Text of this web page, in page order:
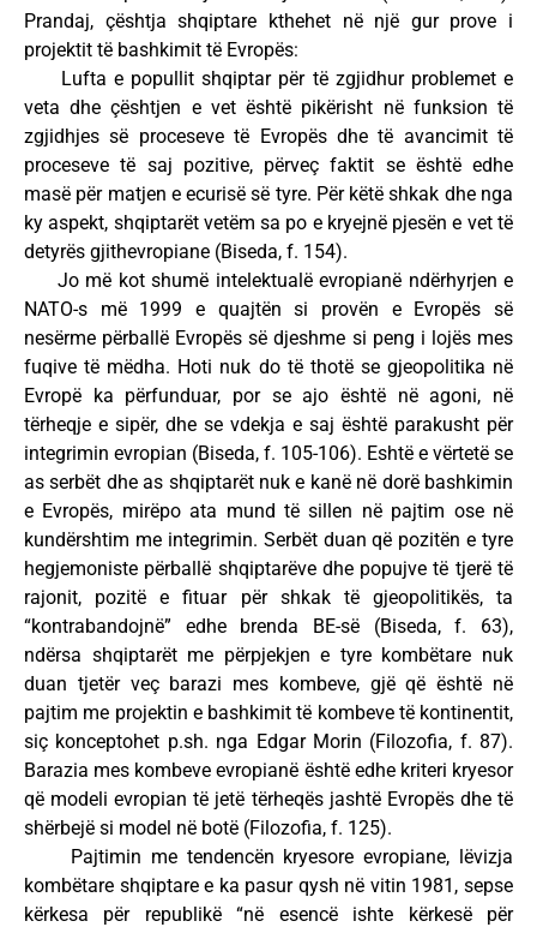
Prandaj, çështja shqiptare kthehet në një gur prove i
projektit të bashkimit të Evropës:
Lufta e popullit shqiptar për të zgjidhur problemet e
veta dhe çështjen e vet është pikërisht në funksion të
zgjidhjes së proceseve të Evropës dhe të avancimit të
proceseve të saj pozitive, përveç faktit se është edhe
masë për matjen e ecurisë së tyre. Për këtë shkak dhe nga
ky aspekt, shqiptarët vetëm sa po e kryejnë pjesën e vet të
detyrës gjithevropiane (Biseda, f. 154).
Jo më kot shumë intelektualë evropianë ndërhyrjen e
NATO-s më 1999 e quajtën si provën e Evropës së
nesërme përballë Evropës së djeshme si peng i lojës mes
fuqive të mëdha. Hoti nuk do të thotë se gjeopolitika në
Evropë ka përfunduar, por se ajo është në agoni, në
tërheqje e sipër, dhe se vdekja e saj është parakusht për
integrimin evropian (Biseda, f. 105-106). Eshtë e vërtetë se
as serbët dhe as shqiptarët nuk e kanë në dorë bashkimin
e Evropës, mirëpo ata mund të sillen në pajtim ose në
kundërshtim me integrimin. Serbët duan që pozitën e tyre
hegjemoniste përballë shqiptarëve dhe popujve të tjerë të
rajonit, pozitë e fituar për shkak të gjeopolitikës, ta
“kontrabandojnë” edhe brenda BE-së (Biseda, f. 63),
ndërsa shqiptarët me përpjekjen e tyre kombëtare nuk
duan tjetër veç barazi mes kombeve, gjë që është në
pajtim me projektin e bashkimit të kombeve të kontinentit,
siç konceptohet p.sh. nga Edgar Morin (Filozofia, f. 87).
Barazia mes kombeve evropianë është edhe kriteri kryesor
që modeli evropian të jetë tërheqës jashtë Evropës dhe të
shërbejë si model në botë (Filozofia, f. 125).
Pajtimin me tendencën kryesore evropiane, lëvizja
kombëtare shqiptare e ka pasur qysh në vitin 1981, sepse
kërkesa për republikë “në esencë ishte kërkesë për